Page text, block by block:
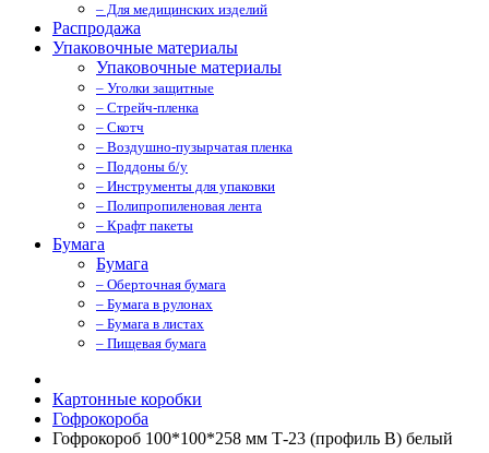
– Для медицинских изделий
Распродажа
Упаковочные материалы
Упаковочные материалы
– Уголки защитные
– Стрейч-пленка
– Скотч
– Воздушно-пузырчатая пленка
– Поддоны б/у
– Инструменты для упаковки
– Полипропиленовая лента
– Крафт пакеты
Бумага
Бумага
– Оберточная бумага
– Бумага в рулонах
– Бумага в листах
– Пищевая бумага
Картонные коробки
Гофрокороба
Гофрокороб 100*100*258 мм Т-23 (профиль B) белый